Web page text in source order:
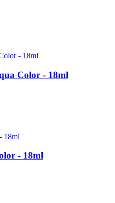
Color - 18ml
- 18ml